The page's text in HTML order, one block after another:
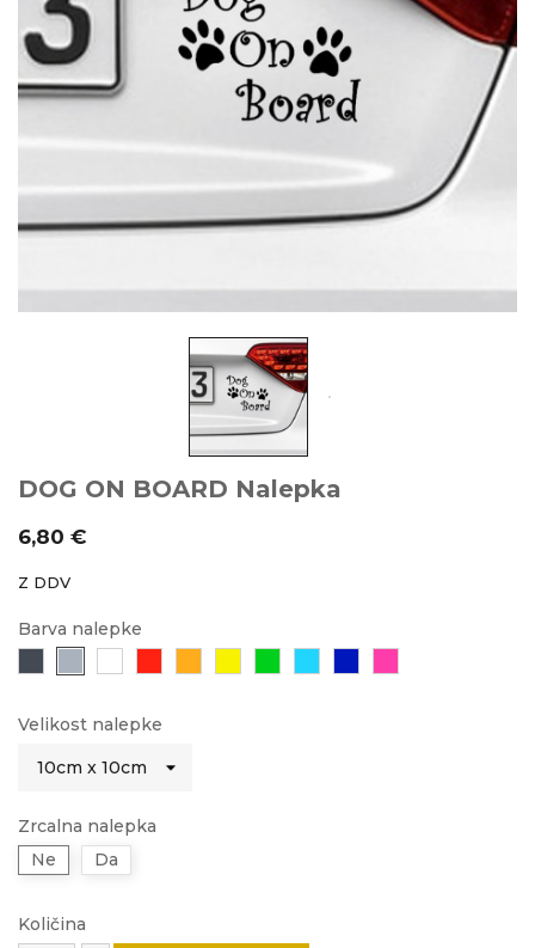
DOG ON BOARD Nalepka
6,80 €
Z DDV
Barva nalepke
modra
Velikost nalepke
Zrcalna nalepka
Ne
Da
Količina